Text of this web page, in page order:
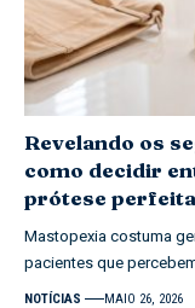
Revelando os
como decidir
prótese
Mastopexia costuma
pacientes que
NOTÍCIAS MAIO 26, 2026